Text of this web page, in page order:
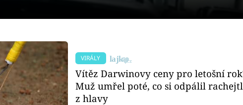
VIRÁLY
Vítěz Darwinovy ceny pro letošní
Muž umřel poté, co si odpálil
z hlavy